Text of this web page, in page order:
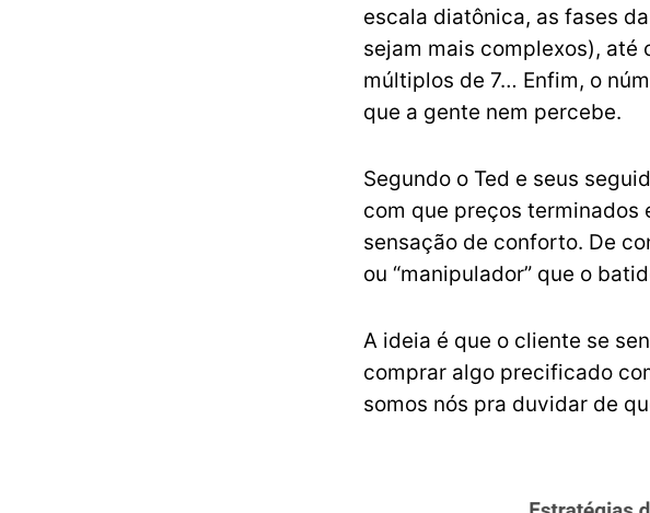
escala diatônica, as fases
sejam mais complexos), até
múltiplos de 7… Enfim, o
que a gente nem percebe.
Segundo o Ted e seus
com que preços terminados
sensação de conforto. De
ou “manipulador” que o
A ideia é que o cliente se
comprar algo precificado
somos nós pra duvidar de